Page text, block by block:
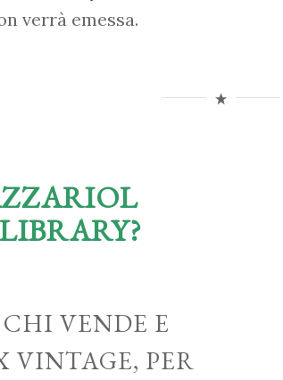
verrà emessa.
CHI VENDE E
VINTAGE, PER